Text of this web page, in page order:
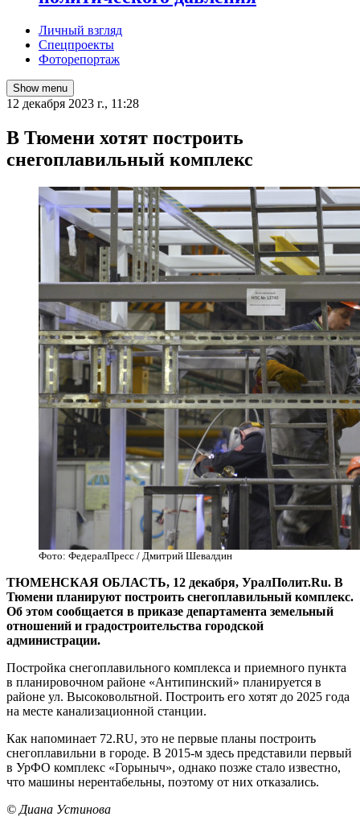
Личный взгляд
Спецпроекты
Фоторепортаж
Show menu
12 декабря 2023 г., 11:28
В Тюмени хотят построить
снегоплавильный комплекс
Фото: ФедералПресс / Дмитрий Шевалдин
ТЮМЕНСКАЯ ОБЛАСТЬ, 12 декабря, УралПолит.Ru. В
Тюмени планируют построить снегоплавильный комплекс.
Об этом сообщается в приказе департамента земельный
отношений и градостроительства городской
администрации.
Постройка снегоплавильного комплекса и приемного пункта
в планировочном районе «Антипинский» планируется в
районе ул. Высоковольтной. Построить его хотят до 2025 года
на месте канализационной станции.
Как напоминает 72.RU, это не первые планы построить
снегоплавильни в городе. В 2015-м здесь представили первый
в УрФО комплекс «Горыныч», однако позже стало известно,
что машины нерентабельны, поэтому от них отказались.
© Диана Устинова